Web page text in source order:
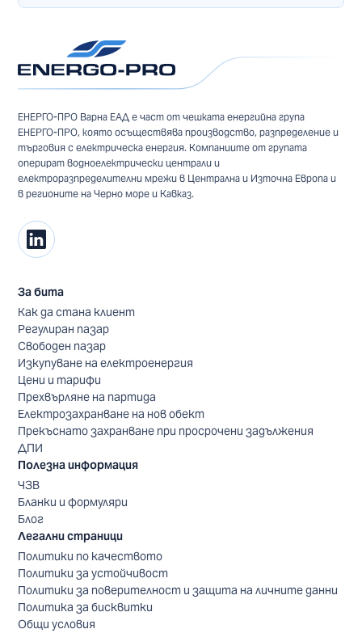
ЕНЕРГО-ПРО Варна ЕАД е част от чешката енергийна група
ЕНЕРГО-ПРО, която осъществява производство, разпределение и
търговия с електрическа енергия. Компаниите от групата
оперират водноелектрически централи и
електроразпределителни мрежи в Централна и Източна Европа и
в регионите на Черно море и Кавказ.
За бита
Как да стана клиент
Регулиран пазар
Свободен пазар
Изкупуване на електроенергия
Цени и тарифи
Прехвърляне на партида
Електрозахранване на нов обект
Прекъснато захранване при просрочени задължения
ДПИ
Полезна информация
ЧЗВ
Бланки и формуляри
Блог
Легални страници
Политики по качеството
Политики за устойчивост
Политики за поверителност и защита на личните данни
Политика за бисквитки
Общи условия